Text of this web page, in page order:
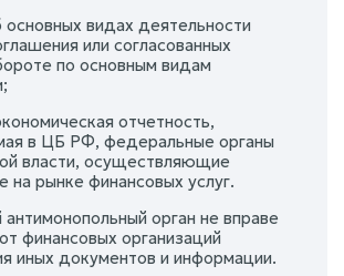
видах деятельности
или согласованных
по основным видам
отчетность,
в ЦБ РФ, федеральные органы
власти, осуществляющие
на рынке финансовых услуг.
орган не вправе
финансовых организаций
иных документов и информации.